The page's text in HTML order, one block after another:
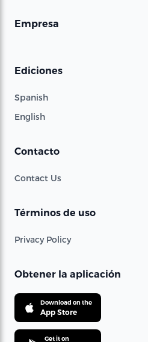
Empresa
Ediciones
Spanish
English
Contacto
Contact Us
Términos de uso
Privacy Policy
Obtener la aplicación
Download on the
App Store
Get it on